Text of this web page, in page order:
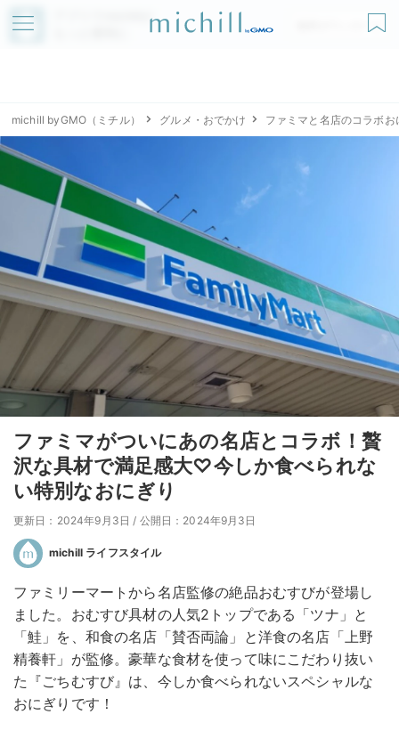
アプリでmichillが
無料ダウンロード
michill byGMO（ミチル） グルメ・おでかけ ファミマと名店のコラボお
ファミマがついにあの名店とコラボ！贅
沢な具材で満足感大♡今しか食べられな
い特別なおにぎり
更新日：2024年9月3日 / 公開日：2024年9月3日
michill ライフスタイル
ファミリーマートから名店監修の絶品おむすびが登場し
ました。おむすび具材の人気2トップである「ツナ」と
「鮭」を、和食の名店「賛否両論」と洋食の名店「上野
精養軒」が監修。豪華な食材を使って味にこだわり抜い
た『ごちむすび』は、今しか食べられないスペシャルな
おにぎりです！